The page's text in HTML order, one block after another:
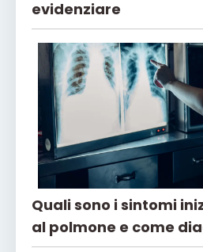
evidenziare
Quali sono i sintomi
al polmone e come